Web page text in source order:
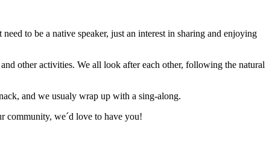
to be a native speaker, just an interest in sharing and enjoying
other activities. We all look after each other, following the natural
and we usualy wrap up with a sing-along.
community, we´d love to have you!